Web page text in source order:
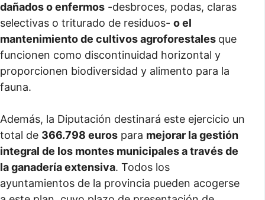
dañados o enfermos -desbroces, podas, claras
selectivas o triturado de residuos- o el
mantenimiento de cultivos agroforestales que
funcionen como discontinuidad horizontal y
proporcionen biodiversidad y alimento para la
fauna.
Además, la Diputación destinará este ejercicio un
total de 366.798 euros para mejorar la gestión
integral de los montes municipales a través de
la ganadería extensiva. Todos los
ayuntamientos de la provincia pueden acogerse